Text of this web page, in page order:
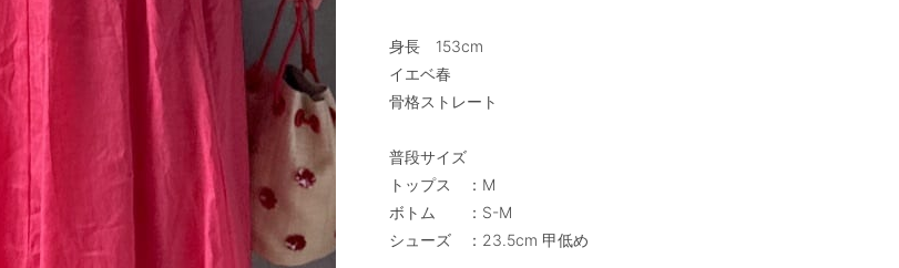
身長　153cm
イエベ春
骨格ストレート
普段サイズ
トップス　：M
ボトム　　：S-M
シューズ　：23.5cm 甲低め